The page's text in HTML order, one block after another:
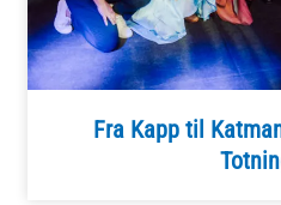
Fra Kapp til